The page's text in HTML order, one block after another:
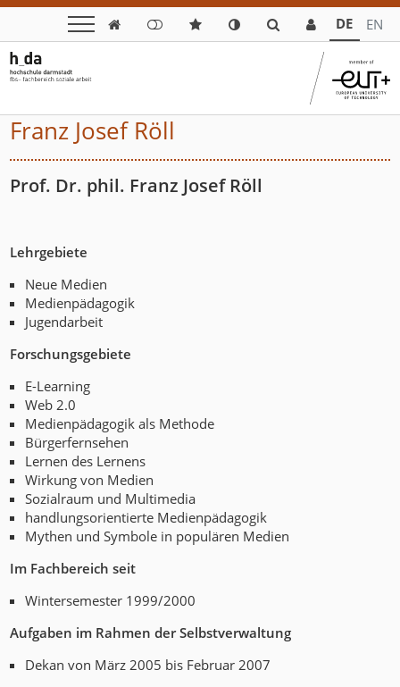
 DE EN
Franz Josef Röll
Prof. Dr. phil. Franz Josef Röll
Lehrgebiete
Neue Medien
Medienpädagogik
Jugendarbeit
Forschungsgebiete
E-Learning
Web 2.0
Medienpädagogik als Methode
Bürgerfernsehen
Lernen des Lernens
Wirkung von Medien
Sozialraum und Multimedia
handlungsorientierte Medienpädagogik
Mythen und Symbole in populären Medien
Im Fachbereich seit
Wintersemester 1999/2000
Aufgaben im Rahmen der Selbstverwaltung
Dekan von März 2005 bis Februar 2007